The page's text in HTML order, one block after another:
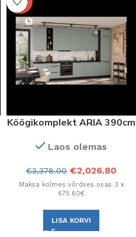
-40%
Köögikomplekt ARIA 390cm
esipaneelidega (Mint)
Laos olemas
€3,378.00 €2,026.80
Maksa kolmes võrdses osas 3 x
675.60€
LISA KORVI